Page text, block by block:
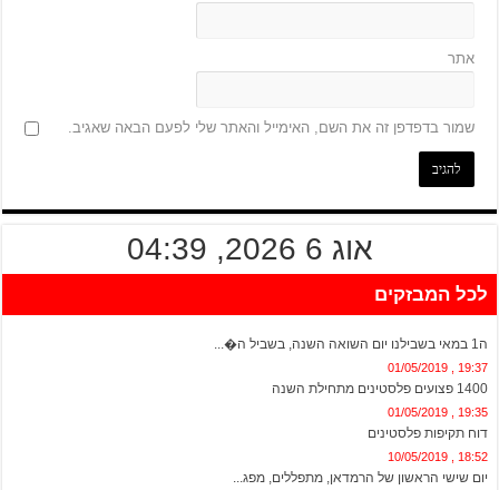
אתר
שמור בדפדפן זה את השם, האימייל והאתר שלי לפעם הבאה שאגיב.
אוג 6 2026, 04:39
לכל המבזקים
ה1 במאי בשבילנו יום השואה השנה, בשביל ה�...
19:37 , 01/05/2019
1400 פצועים פלסטינים מתחילת השנה
19:35 , 01/05/2019
דוח תקיפות פלסטינים
18:52 , 10/05/2019
יום שישי הראשון של הרמדאן, מתפללים, מפג...